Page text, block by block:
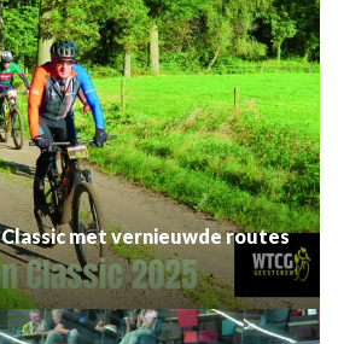
Vasser Heuvelen Classic met vernieuwde routes